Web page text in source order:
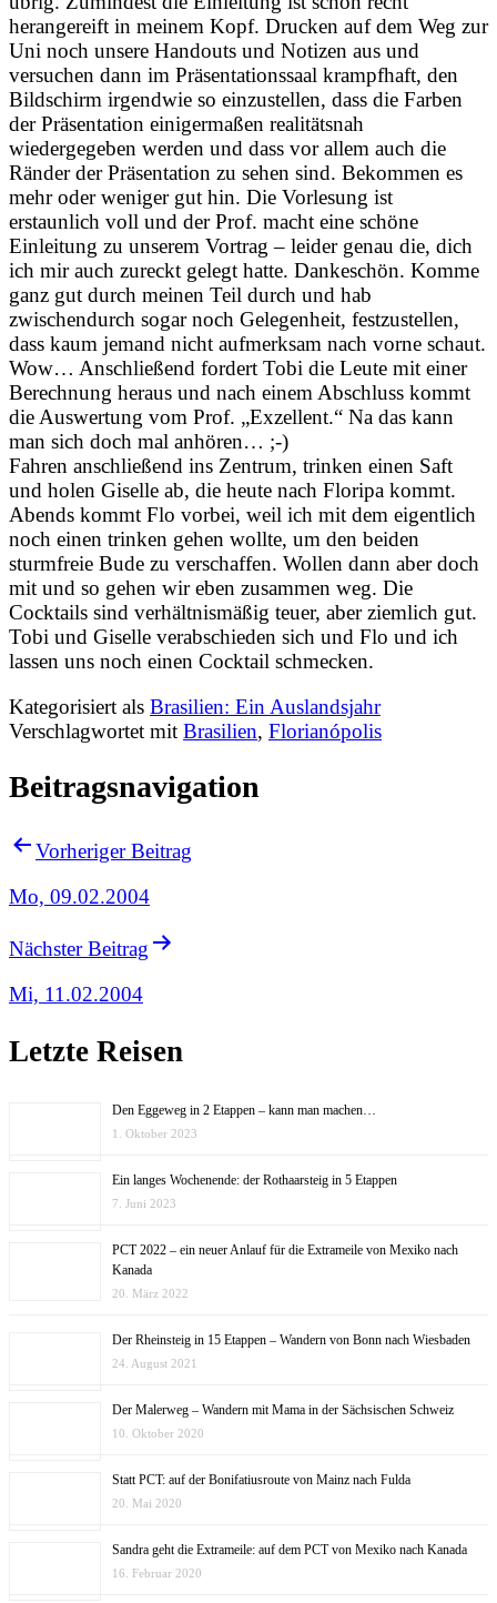
herangereift in meinem Kopf. Drucken auf dem Weg zur
Uni noch unsere Handouts und Notizen aus und
versuchen dann im Präsentationssaal krampfhaft, den
Bildschirm irgendwie so einzustellen, dass die Farben
der Präsentation einigermaßen realitätsnah
wiedergegeben werden und dass vor allem auch die
Ränder der Präsentation zu sehen sind. Bekommen es
mehr oder weniger gut hin. Die Vorlesung ist
erstaunlich voll und der Prof. macht eine schöne
Einleitung zu unserem Vortrag – leider genau die, dich
ich mir auch zureckt gelegt hatte. Dankeschön. Komme
ganz gut durch meinen Teil durch und hab
zwischendurch sogar noch Gelegenheit, festzustellen,
dass kaum jemand nicht aufmerksam nach vorne schaut.
Wow… Anschließend fordert Tobi die Leute mit einer
Berechnung heraus und nach einem Abschluss kommt
die Auswertung vom Prof. „Exzellent.“ Na das kann
man sich doch mal anhören… ;-)
Fahren anschließend ins Zentrum, trinken einen Saft
und holen Giselle ab, die heute nach Floripa kommt.
Abends kommt Flo vorbei, weil ich mit dem eigentlich
noch einen trinken gehen wollte, um den beiden
sturmfreie Bude zu verschaffen. Wollen dann aber doch
mit und so gehen wir eben zusammen weg. Die
Cocktails sind verhältnismäßig teuer, aber ziemlich gut.
Tobi und Giselle verabschieden sich und Flo und ich
lassen uns noch einen Cocktail schmecken.
Kategorisiert als Brasilien: Ein Auslandsjahr
Verschlagwortet mit Brasilien, Florianópolis
Beitragsnavigation
Vorheriger Beitrag
Mo, 09.02.2004
Nächster Beitrag
Mi, 11.02.2004
Letzte Reisen
Den Eggeweg in 2 Etappen – kann man machen…
1. Oktober 2023
Ein langes Wochenende: der Rothaarsteig in 5 Etappen
7. Juni 2023
PCT 2022 – ein neuer Anlauf für die Extrameile von Mexiko nach
Kanada
20. März 2022
Der Rheinsteig in 15 Etappen – Wandern von Bonn nach Wiesbaden
24. August 2021
Der Malerweg – Wandern mit Mama in der Sächsischen Schweiz
10. Oktober 2020
Statt PCT: auf der Bonifatiusroute von Mainz nach Fulda
20. Mai 2020
Sandra geht die Extrameile: auf dem PCT von Mexiko nach Kanada
16. Februar 2020